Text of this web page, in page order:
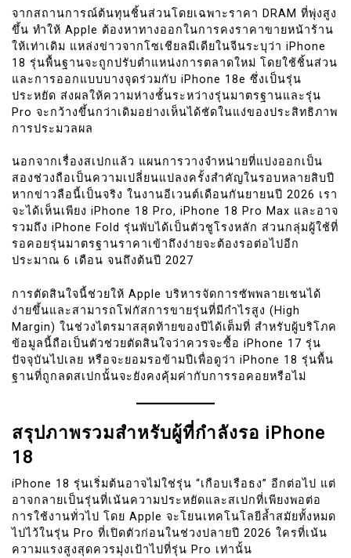
จากสถานการณ์ต้นทุนชิ้นส่วนโดยเฉพาะราคา DRAM ที่พุ่งสูง
ขึ้น ทำให้ Apple ต้องหาทางออกในการคงราคาขายหน้าร้าน
ให้เท่าเดิม แหล่งข่าวจากโซเชียลมีเดียในจีนระบุว่า iPhone
18 รุ่นพื้นฐานจะถูกปรับตำแหน่งการตลาดใหม่ โดยใช้ชิ้นส่วน
และการออกแบบบางจุดร่วมกับ iPhone 18e ซึ่งเป็นรุ่น
ประหยัด ส่งผลให้ความห่างชั้นระหว่างรุ่นมาตรฐานและรุ่น
Pro จะกว้างขึ้นกว่าเดิมอย่างเห็นได้ชัดในแง่ของประสิทธิภาพ
การประมวลผล
นอกจากเรื่องสเปกแล้ว แผนการวางจำหน่ายที่แบ่งออกเป็น
สองช่วงถือเป็นความเปลี่ยนแปลงครั้งสำคัญในรอบหลายสิบปี
หากข่าวลือนี้เป็นจริง ในงานอีเวนต์เดือนกันยายนปี 2026 เรา
จะได้เห็นเพียง iPhone 18 Pro, iPhone 18 Pro Max และอาจ
รวมถึง iPhone Fold รุ่นพับได้เป็นตัวชูโรงหลัก ส่วนกลุ่มผู้ใช้ที่
รอคอยรุ่นมาตรฐานราคาเข้าถึงง่ายจะต้องรอต่อไปอีก
ประมาณ 6 เดือน จนถึงต้นปี 2027
การตัดสินใจนี้ช่วยให้ Apple บริหารจัดการซัพพลายเชนได้
ง่ายขึ้นและสามารถโฟกัสการขายรุ่นที่มีกำไรสูง (High
Margin) ในช่วงไตรมาสสุดท้ายของปีได้เต็มที่ สำหรับผู้บริโภค
ข้อมูลนี้ถือเป็นตัวช่วยตัดสินใจว่าควรจะซื้อ iPhone 17 รุ่น
ปัจจุบันไปเลย หรือจะยอมรอข้ามปีเพื่อดูว่า iPhone 18 รุ่นพื้น
ฐานที่ถูกลดสเปกนั้นจะยังคงคุ้มค่ากับการรอคอยหรือไม่
สรุปภาพรวมสำหรับผู้ที่กำลังรอ iPhone
18
iPhone 18 รุ่นเริ่มต้นอาจไม่ใช่รุ่น “เกือบเรือธง” อีกต่อไป แต่
อาจกลายเป็นรุ่นที่เน้นความประหยัดและสเปกที่เพียงพอต่อ
การใช้งานทั่วไป โดย Apple จะโยนเทคโนโลยีล้ำสมัยทั้งหมด
ไปไว้ในรุ่น Pro ที่เปิดตัวก่อนในช่วงปลายปี 2026 ใครที่เน้น
ความแรงสูงสุดควรมุ่งเป้าไปที่รุ่น Pro เท่านั้น